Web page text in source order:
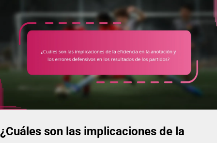
¿Cuáles son las implicaciones de la